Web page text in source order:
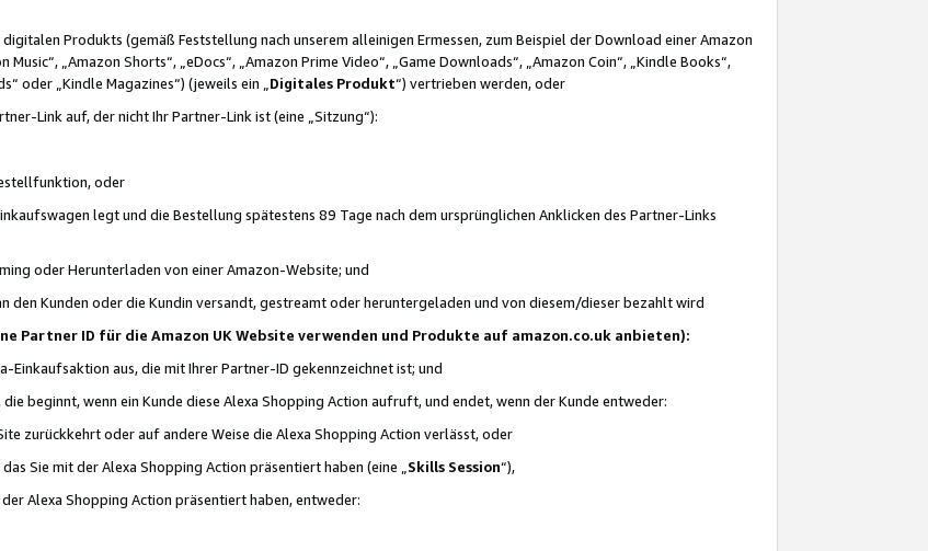
Produkts (gemäß Feststellung nach unserem alleinigen Ermessen, zum Beispiel der Download einer Amazon
„Amazon Shorts“, „eDocs“, „Amazon Prime Video“, „Game Downloads“, „Amazon Coin“, „Kindle Books“,
oder „Kindle Magazines“) (jeweils ein „ Digitales Produkt“) vertrieben werden, oder
Link auf, der nicht Ihr Partner-Link ist (eine „Sitzung“):
oder
legt und die Bestellung spätestens 89 Tage nach dem ursprünglichen Anklicken des Partner-Links
oder Herunterladen von einer Amazon-Website; und
Kunden oder die Kundin versandt, gestreamt oder heruntergeladen und von diesem/dieser bezahlt wird
Partner ID für die Amazon UK Website verwenden und Produkte auf amazon.co.uk anbieten):
aus, die mit Ihrer Partner-ID gekennzeichnet ist; und
beginnt, wenn ein Kunde diese Alexa Shopping Action aufruft, und endet, wenn der Kunde entweder:
zurückkehrt oder auf andere Weise die Alexa Shopping Action verlässt, oder
Sie mit der Alexa Shopping Action präsentiert haben (eine „ Skills Session“),
Alexa Shopping Action präsentiert haben, entweder: